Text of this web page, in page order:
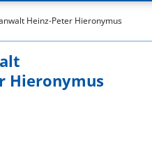
Heinz-Peter Hieronymus
Hieronymus